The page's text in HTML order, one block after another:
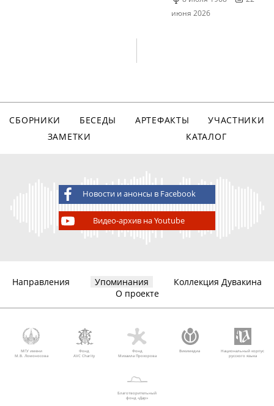
июня 2026
СБОРНИКИ БЕСЕДЫ АРТЕФАКТЫ
УЧАСТНИКИ
ЗАМЕТКИ
КАТАЛОГ
Новости и анонсы в Facebook
Видео-архив на Youtube
Направления Упоминания
Коллекция Дувакина
О проекте
МГУ имени
М.В. Ломоносова
Фонд
AVC Charity
Фонд
Михаила Прохорова
Викимедиа
Национальный корпус
русского языка
Благотворительный
фонд «Дар»